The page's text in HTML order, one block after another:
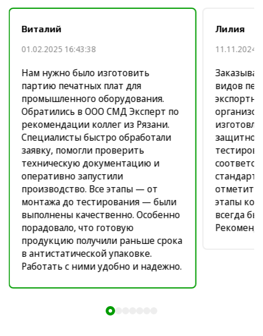
Виталий
01.02.2025 16:43:38
Нам нужно было изготовить
партию печатных плат для
промышленного оборудования.
Обратились в ООО СМД Эксперт по
рекомендации коллег из Рязани.
Специалисты быстро обработали
заявку, помогли проверить
техническую документацию и
оперативно запустили
производство. Все этапы — от
монтажа до тестирования — были
выполнены качественно. Особенно
порадовало, что готовую
продукцию получили раньше срока
в антистатической упаковке.
Работать с ними удобно и надежно.
Лилия
11.11.2024
видов
отметить
этапы
всегда